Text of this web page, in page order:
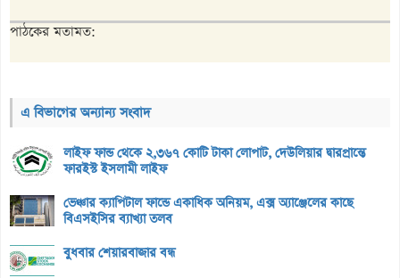
পাঠকের মতামত:
এ বিভাগের অন্যান্য সংবাদ
লাইফ ফান্ড থেকে ২,৩৬৭ কোটি টাকা লোপাট, দেউলিয়ার দ্বারপ্রান্তে
ফারইস্ট ইসলামী লাইফ
ভেঞ্চার ক্যাপিটাল ফান্ডে একাধিক অনিয়ম, এক্স অ্যাঞ্জেলের কাছে
বিএসইসির ব্যাখ্যা তলব
বুধবার শেয়ারবাজার বন্ধ